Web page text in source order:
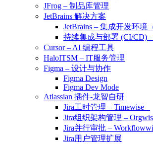
JFrog – 制品库管理
JetBrains 解决方案
JetBrains – 集成开发环境
持续集成与部署 (CI/CD)
Cursor – AI 编程工具
HaloITSM – IT服务管理
Figma – 设计与协作
Figma Design
Figma Dev Mode
Atlassian 插件-龙智自研
Jira工时管理 – Timewise
Jira组织架构管理 –
Jira并行审批 –
Jira用户管理扩展